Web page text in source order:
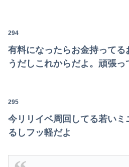
294
有料になったらお金持ってる
うだしこれからだよ。頑張っ
295
今リリイベ周回してる若いミ
るしフッ軽だよ